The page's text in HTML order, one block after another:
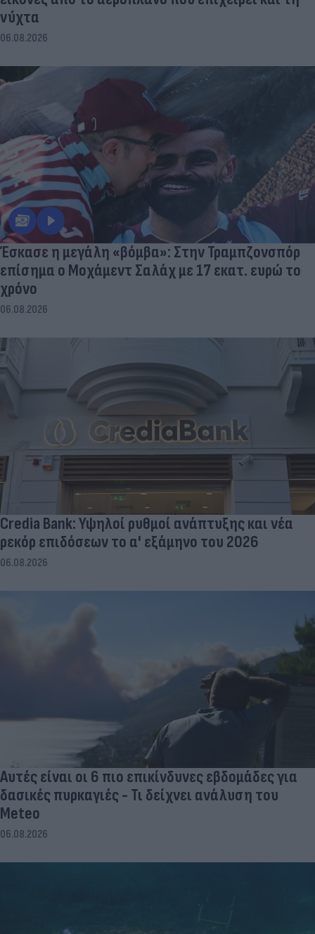
νύχτα
06.08.2026
Έσκασε η μεγάλη «βόμβα»: Στην Τραμπζονσπόρ
επίσημα ο Μοχάμεντ Σαλάχ με 17 εκατ. ευρώ το
χρόνο
06.08.2026
Credia Bank: Υψηλοί ρυθμοί ανάπτυξης και νέα
ρεκόρ επιδόσεων το α' εξάμηνο του 2026
06.08.2026
Αυτές είναι οι 6 πιο επικίνδυνες εβδομάδες για
δασικές πυρκαγιές - Τι δείχνει ανάλυση του
Meteo
06.08.2026